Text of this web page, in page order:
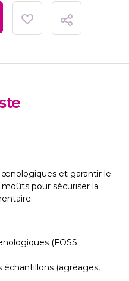
œnologiques et garantir le
pour sécuriser la
(FOSS
(agréages,